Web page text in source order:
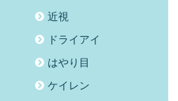
近視
ドライアイ
はやり目
ケイレン